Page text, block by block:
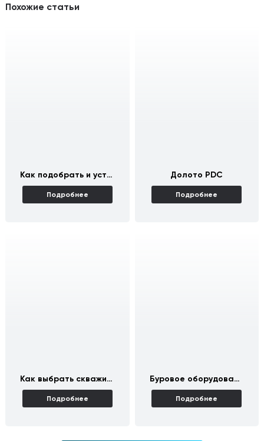
Похожие статьи
Как подобрать и установить скважинный оголовок
Подробнее
Долото PDC
Подробнее
Как выбрать скважинный насос
Подробнее
Буровое оборудование на воду
Подробнее